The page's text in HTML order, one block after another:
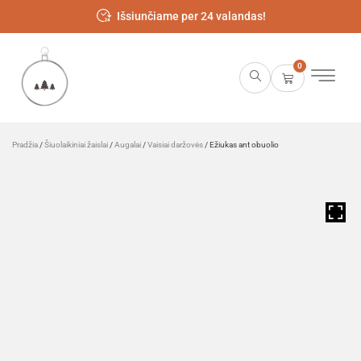
Išsiunčiame per 24 valandas!
0
Pradžia /Šiuolaikiniai žaislai /Augalai /Vaisiai daržovės / Ežiukas ant obuolio